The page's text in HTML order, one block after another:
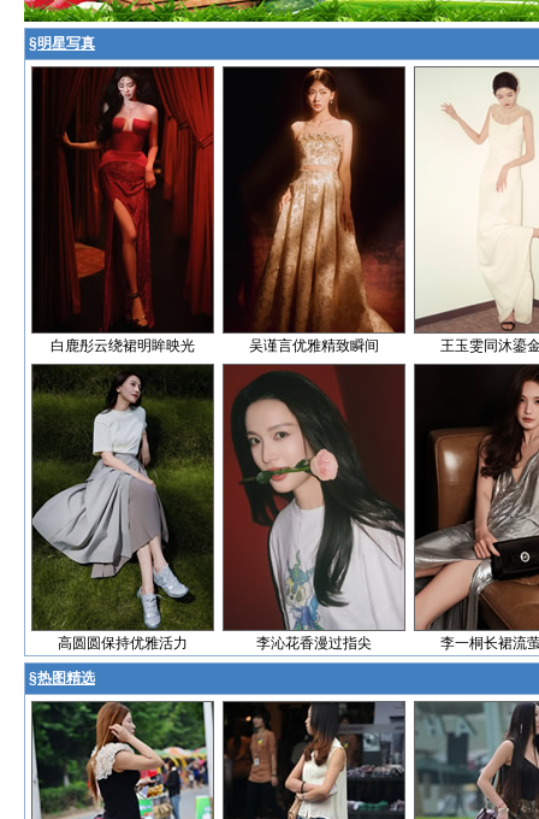
§明星写真
白鹿彤云绕裙明眸映光 吴谨言优雅精致瞬间 王玉雯同沐鎏
高圆圆保持优雅活力 李沁花香漫过指尖 李一桐长裙流
§热图精选